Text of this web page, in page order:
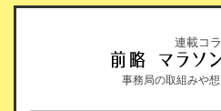
連載コ
事務局の取組みや